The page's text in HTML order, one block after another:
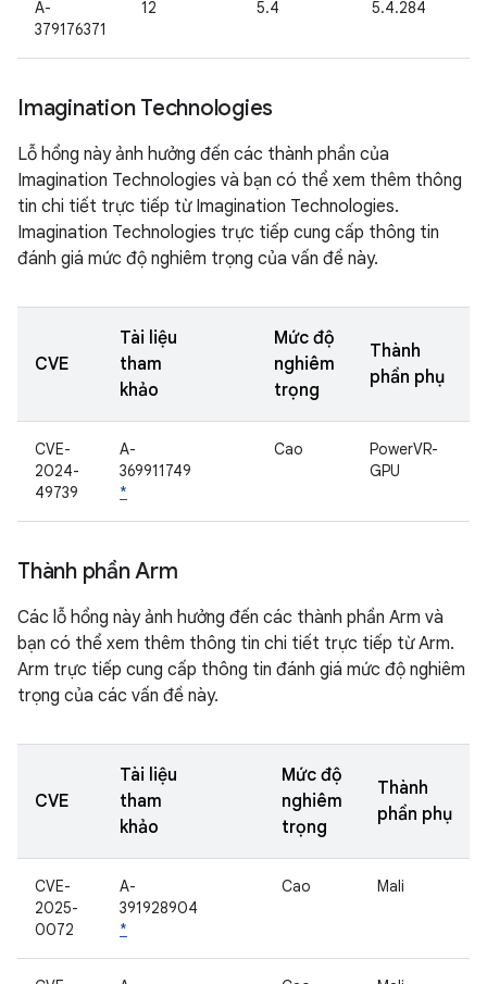
A-
379176371
12 5.4 5.4.284
Imagination Technologies
Lỗ hổng này ảnh hưởng đến các thành phần của
Imagination Technologies và bạn có thể xem thêm thông
tin chi tiết trực tiếp từ Imagination Technologies.
Imagination Technologies trực tiếp cung cấp thông tin
đánh giá mức độ nghiêm trọng của vấn đề này.
CVE
Tài liệu
tham
khảo
Mức độ
nghiêm
trọng
Thành
phần phụ
CVE-
2024-
49739
A-
369911749
*
Cao
PowerVR-
GPU
Thành phần Arm
Các lỗ hổng này ảnh hưởng đến các thành phần Arm và
bạn có thể xem thêm thông tin chi tiết trực tiếp từ Arm.
Arm trực tiếp cung cấp thông tin đánh giá mức độ nghiêm
trọng của các vấn đề này.
CVE
Tài liệu
tham
khảo
Mức độ
nghiêm
trọng
Thành
phần phụ
CVE-
2025-
0072
A-
391928904
*
Cao Mali